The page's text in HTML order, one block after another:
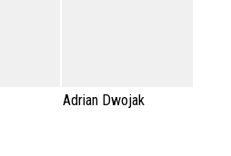
Adrian Dwojak